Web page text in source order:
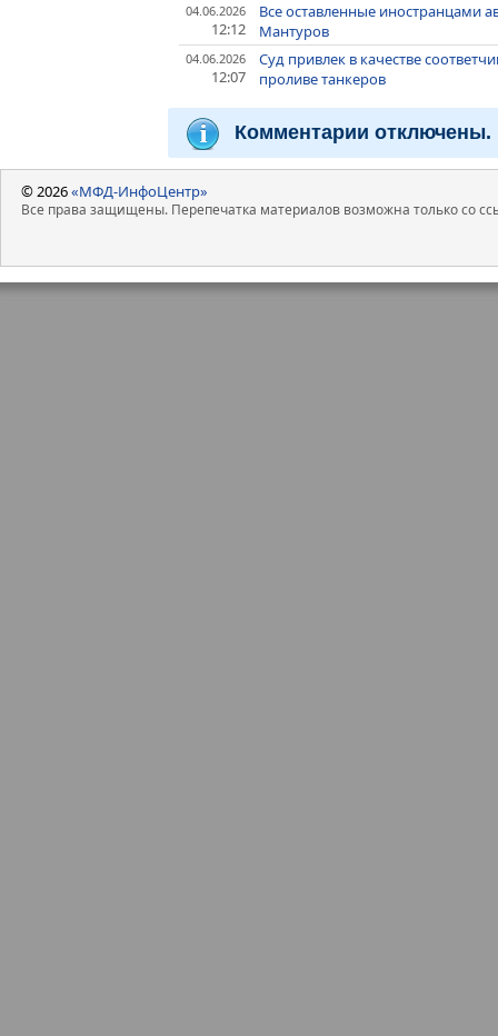
04.06.2026
12:12
Все оставленные иностранцами
Мантуров
04.06.2026
12:07
Суд привлек в качестве
проливе танкеров
Комментарии отключены.
© 2026«МФД-ИнфоЦентр»
Все права защищены. Перепечатка материалов возможна только со